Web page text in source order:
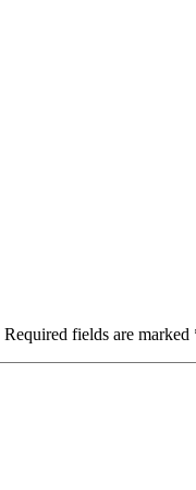
Required fields are marked